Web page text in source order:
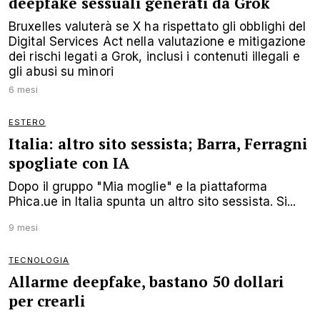
Bruxelles valuterà se X ha rispettato gli obblighi del
Digital Services Act nella valutazione e mitigazione
dei rischi legati a Grok, inclusi i contenuti illegali e
gli abusi su minori
6 mesi
ESTERO
Italia: altro sito sessista; Barra, Ferragni
spogliate con IA
Dopo il gruppo "Mia moglie" e la piattaforma
Phica.ue in Italia spunta un altro sito sessista. Si...
9 mesi
TECNOLOGIA
Allarme deepfake, bastano 50 dollari
per crearli